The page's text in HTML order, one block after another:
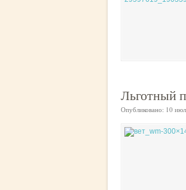
Льготный
Опубликовано: 10